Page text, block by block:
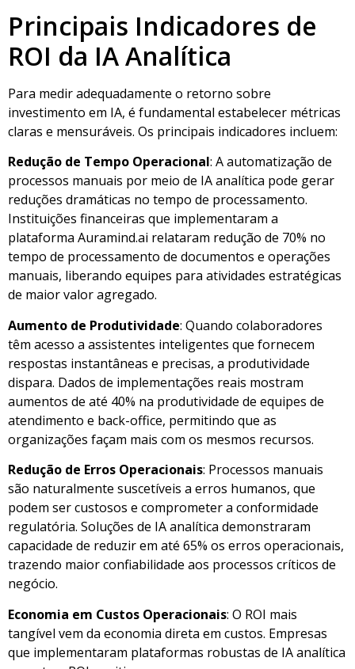
Principais Indicadores de
ROI da IA Analítica
Para medir adequadamente o retorno sobre
investimento em IA, é fundamental estabelecer métricas
claras e mensuráveis. Os principais indicadores incluem:
Redução de Tempo Operacional: A automatização de
processos manuais por meio de IA analítica pode gerar
reduções dramáticas no tempo de processamento.
Instituições financeiras que implementaram a
plataforma Auramind.ai relataram redução de 70% no
tempo de processamento de documentos e operações
manuais, liberando equipes para atividades estratégicas
de maior valor agregado.
Aumento de Produtividade: Quando colaboradores
têm acesso a assistentes inteligentes que fornecem
respostas instantâneas e precisas, a produtividade
dispara. Dados de implementações reais mostram
aumentos de até 40% na produtividade de equipes de
atendimento e back-office, permitindo que as
organizações façam mais com os mesmos recursos.
Redução de Erros Operacionais: Processos manuais
são naturalmente suscetíveis a erros humanos, que
podem ser custosos e comprometer a conformidade
regulatória. Soluções de IA analítica demonstraram
capacidade de reduzir em até 65% os erros operacionais,
trazendo maior confiabilidade aos processos críticos de
negócio.
Economia em Custos Operacionais: O ROI mais
tangível vem da economia direta em custos. Empresas
que implementaram plataformas robustas de IA analítica